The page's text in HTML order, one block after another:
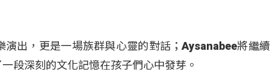
出，更是一場族群與心靈的對話；Aysanabee將繼續
段深刻的文化記憶在孩子們心中發芽。